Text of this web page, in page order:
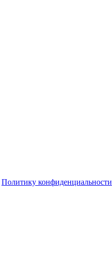
Политику конфиденциальности